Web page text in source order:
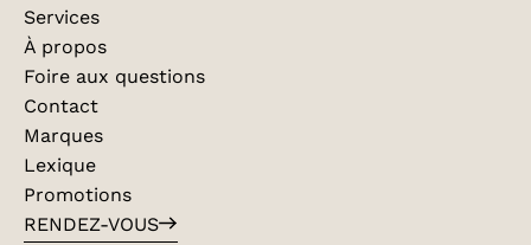
Services
À propos
Foire aux questions
Contact
Marques
Lexique
Promotions
RENDEZ-VOUS